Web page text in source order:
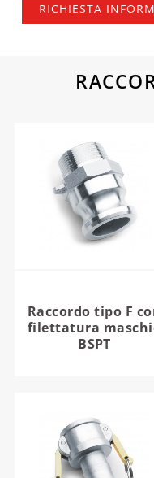
RICHIESTA
Raccordo tipo F
filettatura
BSPT